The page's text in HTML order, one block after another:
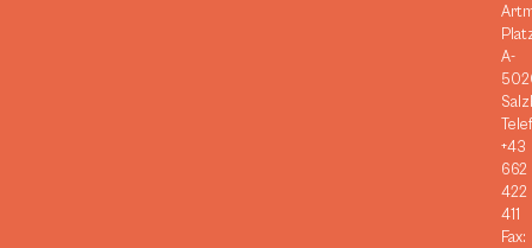
A-
+43
662
422
411
Fax: